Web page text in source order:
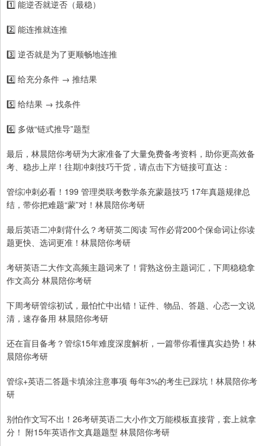
1️⃣ 能逆否就逆否（最稳）
2️⃣ 能连推就连推
3️⃣ 逆否就是为了更顺畅地连推
4️⃣ 给充分条件 → 推结果
5️⃣ 给结果 → 找条件
6️⃣ 多做“链式推导”题型
最后，林晨陪你考研为大家准备了大量免费备考资料，助你更高效备
考、稳步上岸！往期冲刺技巧干货，请点击下方链接可直达：
管综冲刺必看！199 管理类联考数学条充蒙题技巧 17年真题规律总
结，带你把难题“蒙”对！林晨陪你考研
最后英语二冲刺背什么？考研英二阅读 写作必背200个保命词让你读
题更快、选词更准！林晨陪你考研
考研英语二大作文高频主题词来了！背熟这份主题词汇，下周稳稳拿
作文高分 林晨陪你考研
下周考研管综初试，最怕忙中出错！证件、物品、答题、心态一文说
清，速存备用 林晨陪你考研
还在盲目备考？管综15年难度深度解析，一篇带你看懂真实趋势！林
晨陪你考研
管综+英语二答题卡填涂注意事项 每年3%的考生已踩坑！林晨陪你考
研
别怕作文写不出！26考研英语二大小作文万能模板直接背，套上就拿
分！ 附15年英语作文真题题型 林晨陪你考研